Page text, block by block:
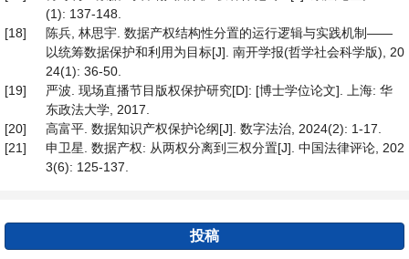
(1): 137-148.
[18]
陈兵, 林思宇. 数据产权结构性分置的运行逻辑与实践机制——
以统筹数据保护和利用为目标[J]. 南开学报(哲学社会科学版), 20
24(1): 36-50.
[19]
严波. 现场直播节目版权保护研究[D]: [博士学位论文]. 上海: 华
东政法大学, 2017.
[20]
高富平. 数据知识产权保护论纲[J]. 数字法治, 2024(2): 1-17.
[21]
申卫星. 数据产权: 从两权分离到三权分置[J]. 中国法律评论, 202
3(6): 125-137.
投稿